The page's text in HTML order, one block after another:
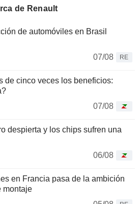
de Renault
de automóviles en Brasil
07/08
RE
de cinco veces los beneficios:
07/08
despierta y los chips sufren una
06/08
en Francia pasa de la ambición
montaje